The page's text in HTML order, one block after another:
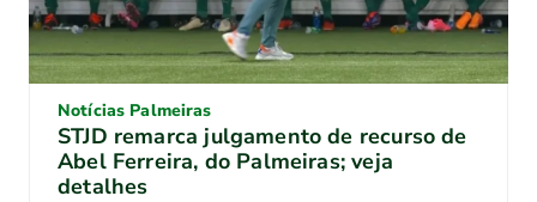
Notícias Palmeiras
STJD remarca julgamento de recurso de
Abel Ferreira, do Palmeiras; veja
detalhes